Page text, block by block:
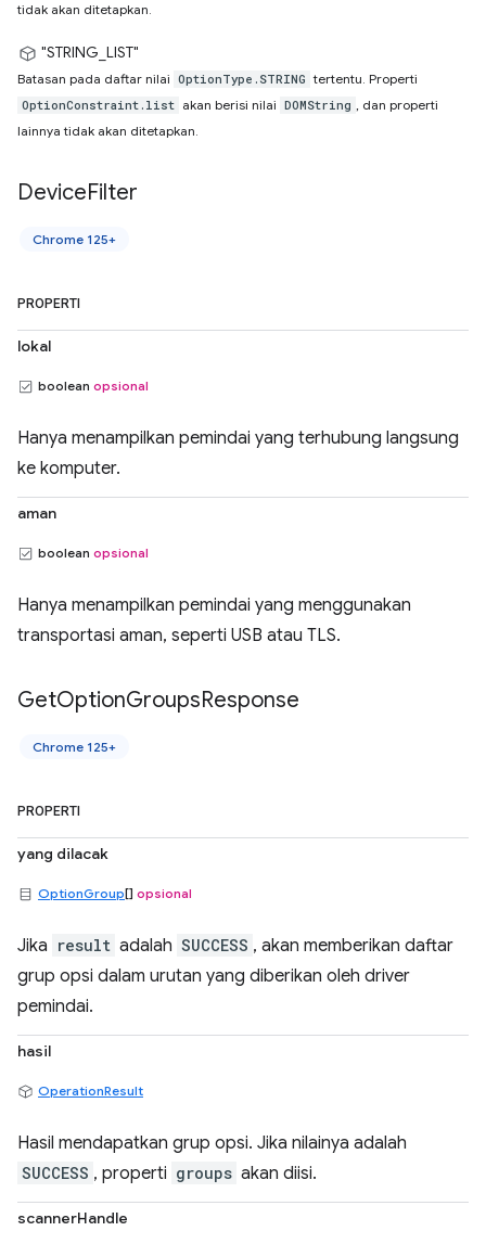
tidak akan ditetapkan.
"STRING_LIST"
Batasan pada daftar nilai OptionType.STRING tertentu. Properti
OptionConstraint.list akan berisi nilai DOMString , dan properti
lainnya tidak akan ditetapkan.
DeviceFilter
Chrome 125+
PROPERTI
lokal
boolean opsional
Hanya menampilkan pemindai yang terhubung langsung
ke komputer.
aman
boolean opsional
Hanya menampilkan pemindai yang menggunakan
transportasi aman, seperti USB atau TLS.
GetOptionGroupsResponse
Chrome 125+
PROPERTI
yang dilacak
OptionGroup[] opsional
Jika result adalah SUCCESS , akan memberikan daftar
grup opsi dalam urutan yang diberikan oleh driver
pemindai.
hasil
OperationResult
Hasil mendapatkan grup opsi. Jika nilainya adalah
SUCCESS , properti groups akan diisi.
scannerHandle